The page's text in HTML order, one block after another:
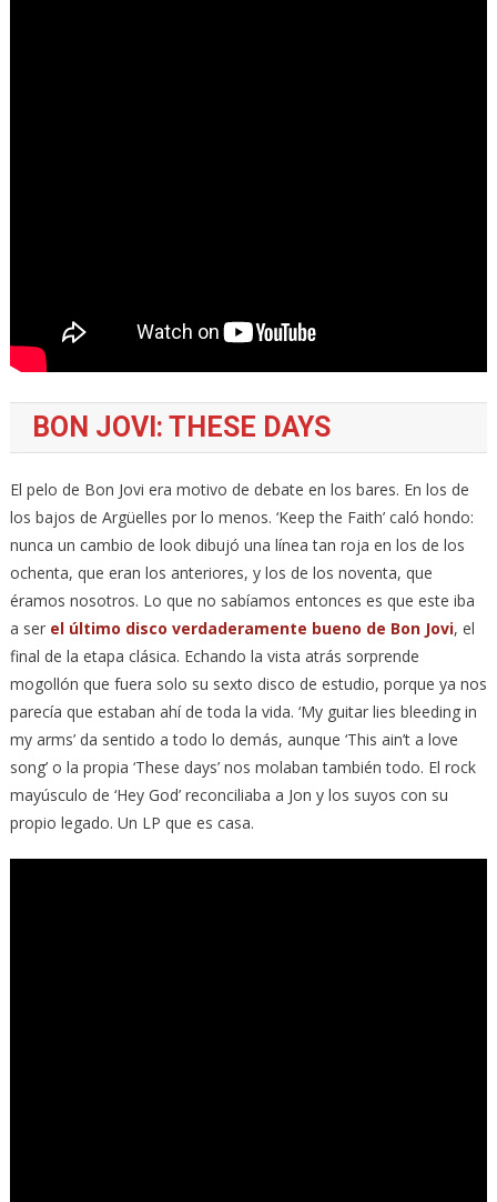
BON JOVI: THESE DAYS
El pelo de Bon Jovi era motivo de debate en los bares. En los de
los bajos de Argüelles por lo menos. ‘Keep the Faith’ caló hondo:
nunca un cambio de look dibujó una línea tan roja en los de los
ochenta, que eran los anteriores, y los de los noventa, que
éramos nosotros. Lo que no sabíamos entonces es que este iba
a ser el último disco verdaderamente bueno de Bon Jovi, el
final de la etapa clásica. Echando la vista atrás sorprende
mogollón que fuera solo su sexto disco de estudio, porque ya nos
parecía que estaban ahí de toda la vida. ‘My guitar lies bleeding in
my arms’ da sentido a todo lo demás, aunque ‘This ain’t a love
song’ o la propia ‘These days’ nos molaban también todo. El rock
mayúsculo de ‘Hey God’ reconciliaba a Jon y los suyos con su
propio legado. Un LP que es casa.